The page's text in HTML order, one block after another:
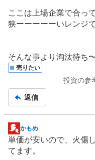
記
事
ここは上場企業で合っ
狭ーーーーーいレンジ
そんな事より淘汰待ち
売りたい
投資の参
返信
掲
示
板
かもめ
単価が安いので、火傷
てます。